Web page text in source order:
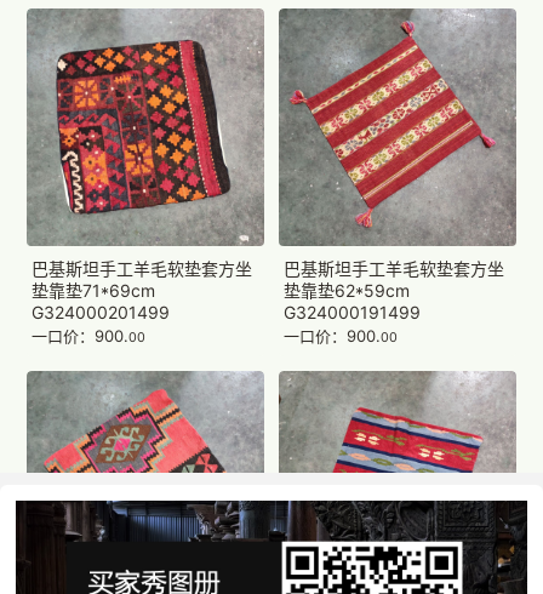
巴基斯坦手工羊毛软垫套方坐
垫靠垫71*69cm
G324000201499
一口价：900.00
巴基斯坦手工羊毛软垫套方坐
垫靠垫62*59cm
G324000191499
一口价：900.00